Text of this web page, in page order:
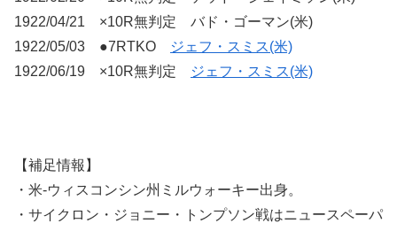
1922/04/21 ×10R無判定 バド・ゴーマン(米)
1922/05/03 ●7RTKO
ジェフ・スミス(米)
1922/06/19 ×10R無判定
ジェフ・スミス(米)
【補足情報】
・米-ウィスコンシン州ミルウォーキー出身。
・サイクロン・ジョニー・トンプソン戦はニュースペーパ